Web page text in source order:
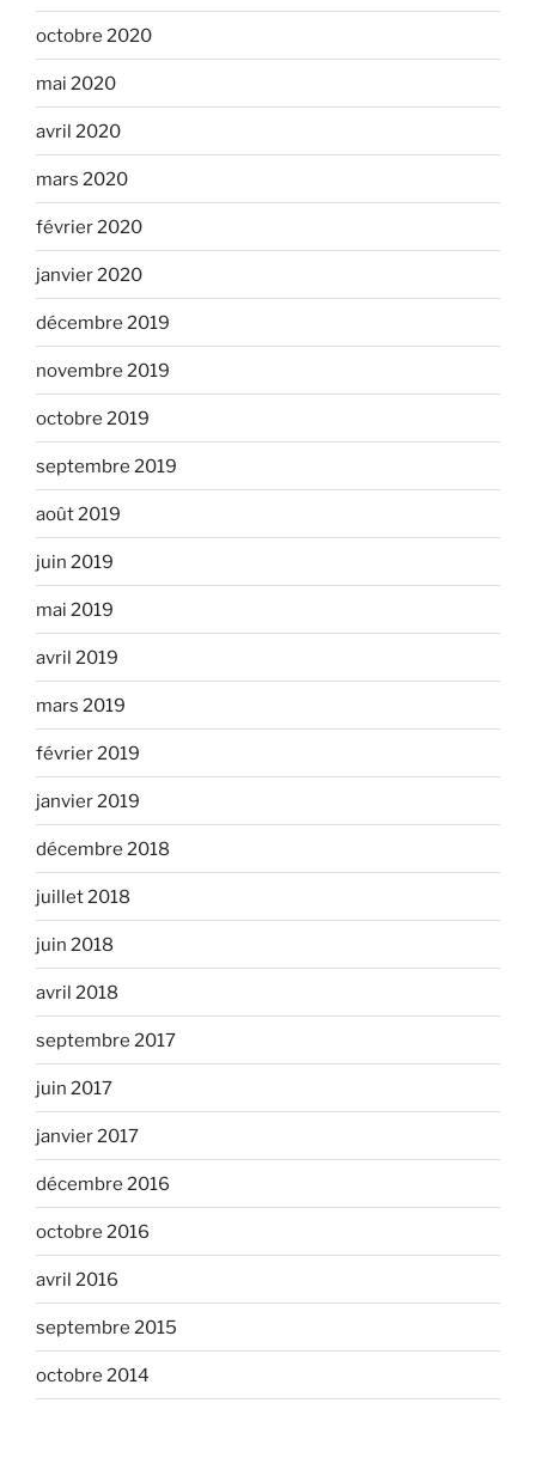
octobre 2020
mai 2020
avril 2020
mars 2020
février 2020
janvier 2020
décembre 2019
novembre 2019
octobre 2019
septembre 2019
août 2019
juin 2019
mai 2019
avril 2019
mars 2019
février 2019
janvier 2019
décembre 2018
juillet 2018
juin 2018
avril 2018
septembre 2017
juin 2017
janvier 2017
décembre 2016
octobre 2016
avril 2016
septembre 2015
octobre 2014